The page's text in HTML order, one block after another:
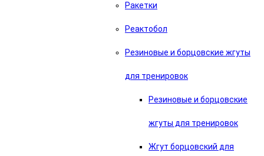
Ракетки
Реактобол
Резиновые и борцовские жгуты
для тренировок
Резиновые и борцовские
жгуты для тренировок
Жгут борцовский для